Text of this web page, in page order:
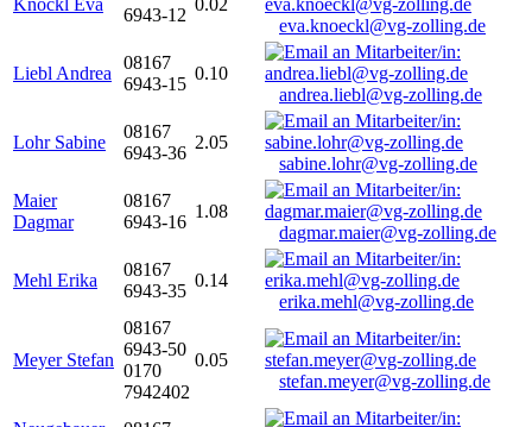
Knöckl Eva
6943-12
0.02
eva.knoeckl@vg-zolling.de
Liebl Andrea
08167
6943-15
0.10
andrea.liebl@vg-zolling.de
Lohr Sabine
08167
6943-36
2.05
sabine.lohr@vg-zolling.de
Maier
Dagmar
08167
6943-16
1.08
dagmar.maier@vg-zolling.de
Mehl Erika
08167
6943-35
0.14
erika.mehl@vg-zolling.de
Meyer Stefan
08167
6943-50
0170
7942402
0.05
stefan.meyer@vg-zolling.de